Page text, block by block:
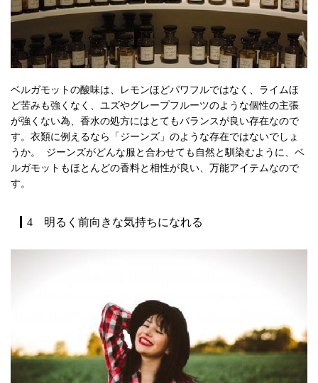
ベルガモットの酸味は、レモンほどパワフルではなく、ライムほ
ど苦みも強くなく、ユズやグレープフルーツのような個性の主張
が強くない為、香水の処方にはとてもバランスが良い存在なので
す。衣類に例えるなら「ジーンズ」のような存在ではないでしょ
うか。 ジーンズがどんな服と合わせても自然と馴染むように、ベ
ルガモットもほとんどの香料と相性が良い、万能アイテムなので
す。
4 明るく前向きな気持ちになれる